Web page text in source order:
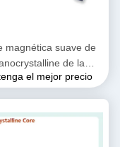
magnética suave de
de la
remanencia baja
el mejor precio